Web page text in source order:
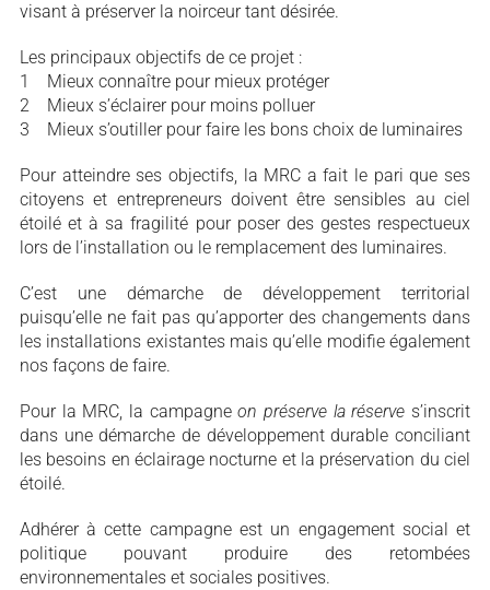
visant à préserver la noirceur tant désirée.
Les principaux objectifs de ce projet :
1 Mieux connaître pour mieux protéger
2 Mieux s’éclairer pour moins polluer
3 Mieux s’outiller pour faire les bons choix de luminaires
Pour atteindre ses objectifs, la MRC a fait le pari que ses
citoyens et entrepreneurs doivent être sensibles au ciel
étoilé et à sa fragilité pour poser des gestes respectueux
lors de l’installation ou le remplacement des luminaires.
C’est une démarche de développement territorial
puisqu’elle ne fait pas qu’apporter des changements dans
les installations existantes mais qu’elle modifie également
nos façons de faire.
Pour la MRC, la campagneon préserve la réserve s’inscrit
dans une démarche de développement durable conciliant
les besoins en éclairage nocturne et la préservation du ciel
étoilé.
Adhérer à cette campagne est un engagement social et
politique pouvant produire des retombées
environnementales et sociales positives.